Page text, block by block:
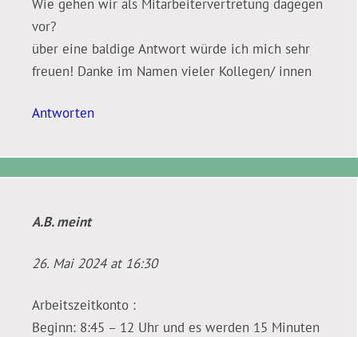
Wie gehen wir als Mitarbeitervertretung dagegen
vor?
über eine baldige Antwort würde ich mich sehr
freuen! Danke im Namen vieler Kollegen/ innen
Antworten
A.B.meint
26. Mai 2024 at 16:30
Arbeitszeitkonto :
Beginn: 8:45 – 12 Uhr und es werden 15 Minuten